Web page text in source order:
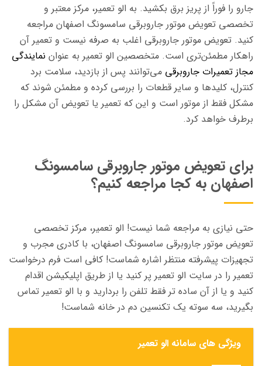
جارو را فوراً از پریز برق بکشید. به الو تعمیر، مرکز معتبر و
تخصصی تعویض موتور جاروبرقی سامسونگ اصفهان مراجعه
کنید. تعویض موتور جاروبرقی اغلب به صرفه نیست و تعمیر آن
راهکار مطمئن‌تری است. متخصصین الو تعمیر به عنوان نمایندگی
مجاز تعمیرات جاروبرقی می‌توانند پس از بازدید، سلامت برد
کنترل، کلیدها و سایر قطعات را بررسی کرده و مطمئن شوند که
مشکل فقط از موتور است و این که تعمیر یا تعویض آن مشکل را
برطرف خواهد کرد.
برای تعویض موتور جاروبرقی سامسونگ
اصفهان به کجا مراجعه کنیم؟
حتی نیازی به مراجعه شما نیست! الو تعمیر، مرکز تخصصی
تعویض موتور جاروبرقی سامسونگ اصفهان، با کادری مجرب و
تجهیزات پیشرفته منتظر اشاره شماست! کافی است فرم درخواست
تعمیر را در سایت الو تعمیر پر کنید یا از طریق اپلیکیشن اقدام
کنید و یا از آن ساده تر فقط تلفن را بردارید و با الو تعمیر تماس
بگیرید، سه سوته یک تکنسین دم در خانه شماست!
ویژگی های سامانه الو تعمیر